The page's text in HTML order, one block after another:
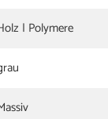
| Polymere